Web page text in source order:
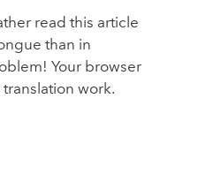
read this article
than in
Your browser
work.